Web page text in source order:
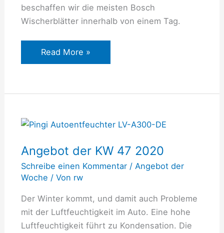
beschaffen wir die meisten Bosch
Wischerblätter innerhalb von einem Tag.
Read More »
Angebot der KW 47 2020
Schreibe einen Kommentar / Angebot der
Woche / Von rw
Der Winter kommt, und damit auch Probleme
mit der Luftfeuchtigkeit im Auto. Eine hohe
Luftfeuchtigkeit führt zu Kondensation. Die
Angebot
KW
47
2020